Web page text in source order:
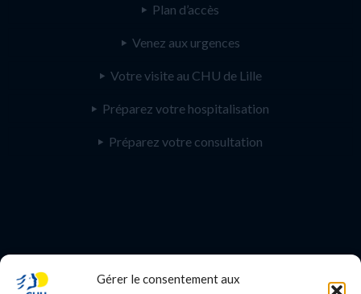
Gérer le consentement aux
Plan d’accès
Venez aux urgences
Votre visite au CHU de Lille
Préparez votre hospitalisation
Préparez votre consultation
PROFESSIONNEL DE SANTE